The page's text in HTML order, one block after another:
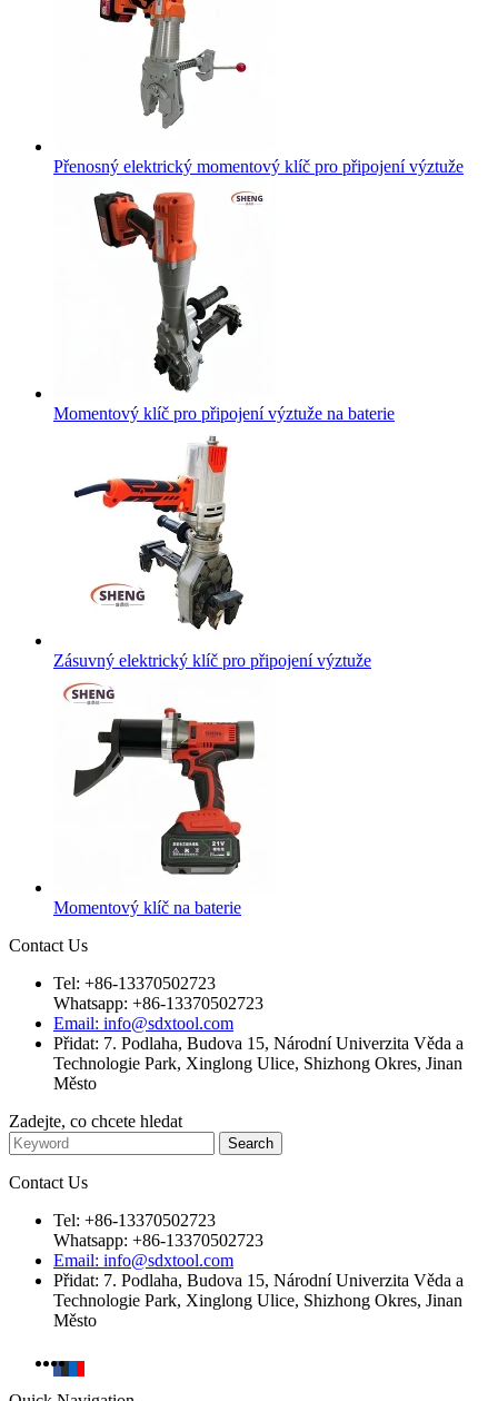
Přenosný elektrický momentový klíč pro připojení výztuže
Momentový klíč pro připojení výztuže na baterie
Zásuvný elektrický klíč pro připojení výztuže
Momentový klíč na baterie
Contact Us
Tel: +86-13370502723
Whatsapp: +86-13370502723
Email: info@sdxtool.com
Přidat: 7. Podlaha, Budova 15, Národní Univerzita Věda a
Technologie Park, Xinglong Ulice, Shizhong Okres, Jinan
Město
Zadejte, co chcete hledat
Contact Us
Tel: +86-13370502723
Whatsapp: +86-13370502723
Email: info@sdxtool.com
Přidat: 7. Podlaha, Budova 15, Národní Univerzita Věda a
Technologie Park, Xinglong Ulice, Shizhong Okres, Jinan
Město